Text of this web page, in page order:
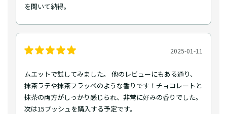
を聞いて納得。
2025-01-11
ムエットで試してみました。 他のレビューにもある通り、
抹茶ラテや抹茶フラッペのような香りです！チョコレートと
抹茶の両方がしっかり感じられ、非常に好みの香りでした。
次は15プッシュを購入する予定です。